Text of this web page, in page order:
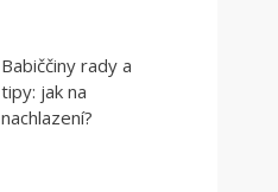
Babiččiny rady a
tipy: jak na
nachlazení?